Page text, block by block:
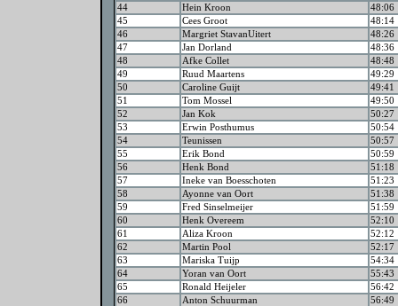
44
Hein Kroon
48:06
45
Cees Groot
48:14
46
Margriet StavanUitert
48:26
47
Jan Dorland
48:36
48
Afke Collet
48:48
49
Ruud Maartens
49:29
50
Caroline Guijt
49:41
51
Tom Mossel
49:50
52
Jan Kok
50:27
53
Erwin Posthumus
50:54
54
Teunissen
50:57
55
Erik Bond
50:59
56
Henk Bond
51:18
57
Ineke van Boesschoten
51:23
58
Ayonne van Oort
51:38
59
Fred Sinselmeijer
51:59
60
Henk Overeem
52:10
61
Aliza Kroon
52:12
62
Martin Pool
52:17
63
Mariska Tuijp
54:34
64
Yoran van Oort
55:43
65
Ronald Heijeler
56:42
66
Anton Schuurman
56:49